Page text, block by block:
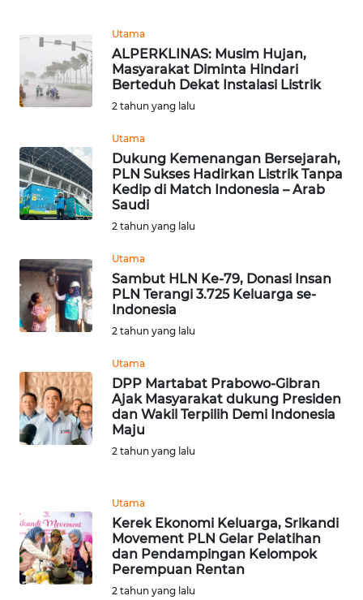
Utama
ALPERKLINAS: Musim Hujan,
Masyarakat Diminta Hindari
Berteduh Dekat Instalasi Listrik
2 tahun yang lalu
Utama
Dukung Kemenangan Bersejarah,
PLN Sukses Hadirkan Listrik Tanpa
Kedip di Match Indonesia – Arab
Saudi
2 tahun yang lalu
Utama
Sambut HLN Ke-79, Donasi Insan
PLN Terangi 3.725 Keluarga se-
Indonesia
2 tahun yang lalu
Utama
DPP Martabat Prabowo-Gibran
Ajak Masyarakat dukung Presiden
dan Wakil Terpilih Demi Indonesia
Maju
2 tahun yang lalu
Utama
Kerek Ekonomi Keluarga, Srikandi
Movement PLN Gelar Pelatihan
dan Pendampingan Kelompok
Perempuan Rentan
2 tahun yang lalu
WN
MALUT
WN
WN
DANAU
TOBA
NIAS
WN
LANGKAT
TAPANULI
SELATAN
WN
WN
KARO
WN